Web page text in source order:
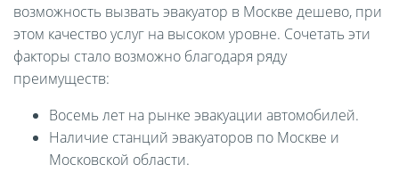
возможность вызвать эвакуатор в Москве дешево, при
этом качество услуг на высоком уровне. Сочетать эти
факторы стало возможно благодаря ряду
преимуществ:
Восемь лет на рынке эвакуации автомобилей.
Наличие станций эвакуаторов по Москве и
Московской области.